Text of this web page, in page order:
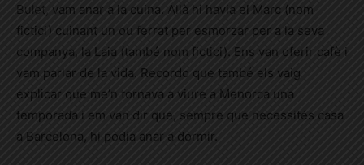
Bulet, vam anar a la cuina. Allà hi havia el Marc (nom
fictici) cuinant un ou ferrat per esmorzar per a la seva
companya, la Laia (també nom fictici). Ens van oferir cafè i
vam parlar de la vida. Recordo que també els vaig
explicar que me’n tornava a viure a Menorca una
temporada i em van dir que, sempre que necessités casa
a Barcelona, hi podia anar a dormir.